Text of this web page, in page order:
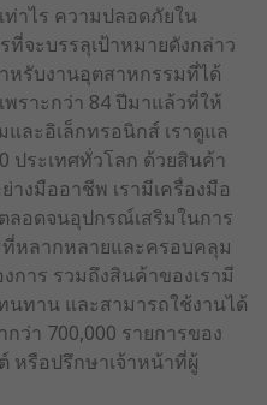
ท่าไร ความปลอดภัยใน
ที่จะบรรลุเป้าหมายดังกล่าว
หรับงานอุตสาหกรรมที่ได้
ราะกว่า 84 ปีมาแล้วที่ให้
ละอิเล็กทรอนิกส์ เราดูแล
ประเทศทั่วโลก ด้วยสินค้า
งมืออาชีพ เรามีเครื่องมือ
ลอดจนอุปกรณ์เสริมในการ
หลากหลายและครอบคลุม
าร รวมถึงสินค้าของเรามี
ทาน และสามารถใช้งานได้
ว่า 700,000 รายการของ
หรือปรึกษาเจ้าหน้าที่ผู้